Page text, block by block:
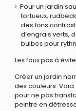
Pour un jardin
tortueux,
des tons
d’engrais verts,
bulbes pour
Les faux pas à
Créer un jardin
des couleurs.
pour ne pas
peintre en